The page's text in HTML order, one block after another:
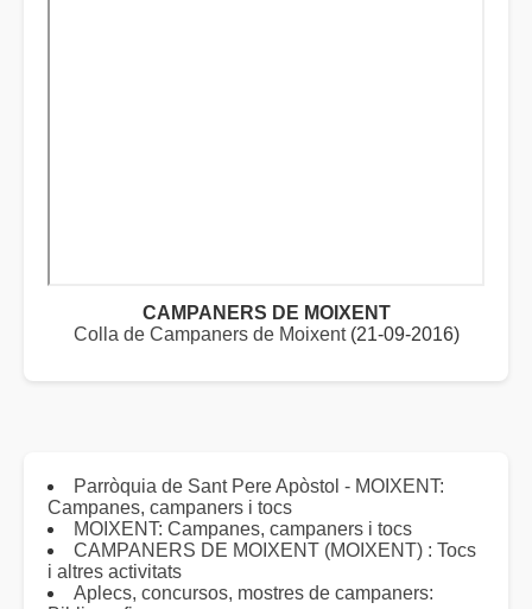
CAMPANERS DE MOIXENT
Colla de Campaners de Moixent(21-09-2016)
Parròquia de Sant Pere Apòstol - MOIXENT:
Campanes, campaners i tocs
MOIXENT: Campanes, campaners i tocs
CAMPANERS DE MOIXENT (MOIXENT) : Tocs
i altres activitats
Aplecs, concursos, mostres de campaners: